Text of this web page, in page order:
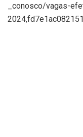
_conosco/vagas-